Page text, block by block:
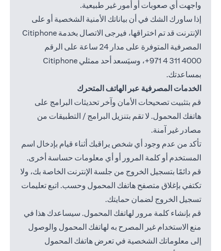
واجهت أي صعوبات أو أمور غير طبيعية.
إذا ساورك الشك في أن بياناتك الأمنية الشخصية أو على
الإنترنت قد تم اختراقها، فيرجى الاتصال بخدمة Citiphone
المصرفية المتوفرة على مدار 24 ساعة على الرقم
4000 311 4 971+
، وسيَسعد أحد ممثلي Citiphone
بمساعدتك.
الخدمات المصرفية عبر الهاتف المتحرك
قم بتثبيت تصحيحات الأمان وآخر تحديثات البرامج على
هاتفك المحمول. لا تقم بتنزيل البرامج / التطبيقات من
مصادر غير آمنة.
تأكد من عدم وجود أي شخص يراقبك أثناء قيام بإدخال اسم
المستخدم أو كلمة المرور أو أي معلومات حساسة أخرى.
قم دائمًا بتسجيل الخروج من جلسة الإنترنت الخاصة بك، ولا
تكتفي بإغلاق متصفح هاتفك المحمول وحسب. اتبع تعليمات
تسجيل الخروج لضمان حمايتك.
قم بإنشاء كلمة مرور لهاتفك المحمول. سيساعدك هذا في
منع الاستخدام غير المصرح به لهاتفك المحمول والوصول
إلى معلوماتك الشخصية في تعرض هاتفك المحمول